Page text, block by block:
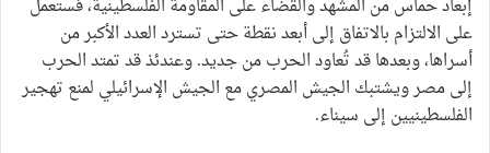
إبعاد حماس من المشهد والقضاء على المقاومة الفلسطينية، فستعمل
على الالتزام بالاتفاق إلى أبعد نقطة حتى تسترد العدد الأكبر من
أسراها، وبعدها قد تُعاود الحرب من جديد. وعندئذ قد تمتد الحرب
إلى مصر ويشتبك الجيش المصري مع الجيش الإسرائيلي لمنع تهجير
الفلسطينيين إلى سيناء.